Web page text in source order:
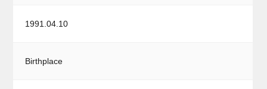
1991.04.10
Birthplace